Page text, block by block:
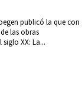
publicó la que con
las obras
XX: La...